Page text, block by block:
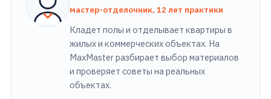
мастер-отделочник, 12 лет практики
Кладет полы и отделывает квартиры в
жилых и коммерческих объектах. На
MaxMaster разбирает выбор материалов
и проверяет советы на реальных
объектах.